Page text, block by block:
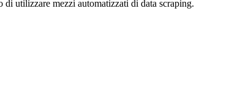
utilizzare mezzi automatizzati di data scraping.